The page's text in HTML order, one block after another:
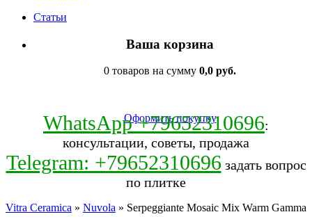
Статьи
Ваша корзина
0 товаров на сумму 0,0 руб.
Оформить покупку
WhatsApp +79652310696:
консультации, советы, продажа
Telegram: +79652310696 задать вопрос
по плитке
Vitra Ceramica » Nuvola » Serpeggiante Mosaic Mix Warm Gamma